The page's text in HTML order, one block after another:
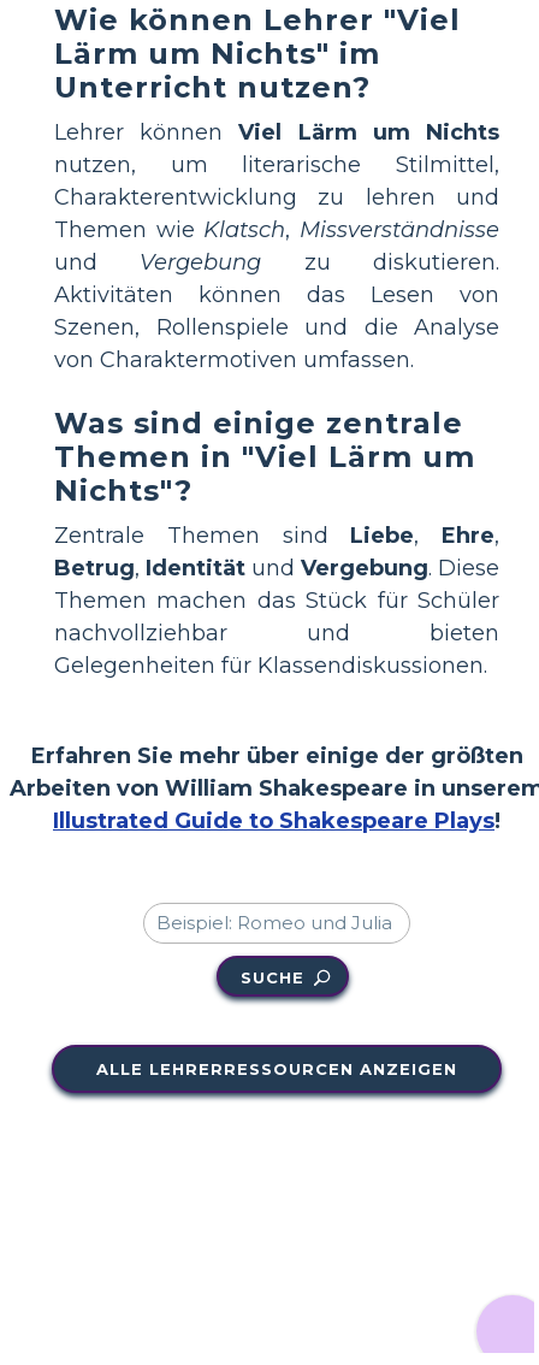
Wie können Lehrer "Viel
Lärm um Nichts" im
Unterricht nutzen?
Lehrer könnenViel Lärm um Nichts
nutzen, um literarische Stilmittel,
Charakterentwicklung zu lehren und
Themen wie Klatsch, Missverständnisse
und Vergebung zu diskutieren.
Aktivitäten können das Lesen von
Szenen, Rollenspiele und die Analyse
von Charaktermotiven umfassen.
Was sind einige zentrale
Themen in "Viel Lärm um
Nichts"?
Zentrale Themen sind Liebe, Ehre,
Betrug, Identität und Vergebung. Diese
Themen machen das Stück für Schüler
nachvollziehbar und bieten
Gelegenheiten für Klassendiskussionen.
Erfahren Sie mehr über einige der größten
Arbeiten von William Shakespeare in
Illustrated Guide to Shakespeare Plays!
SUCHE
ALLE LEHRERRESSOURCEN ANZEIGEN